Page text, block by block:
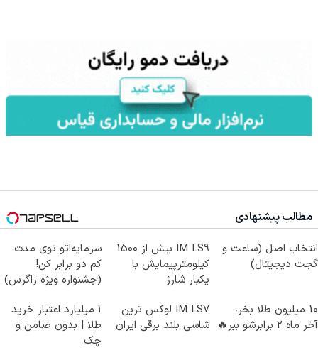
مطالب پیشنهادی
انتخاب اصل (ساعت و
گجت دیجیتال)
IM LS9 بیش از 1500
کیلومترپیمایش با
یکبار شارژ
سرمایه‌اتو توی مدت
کم دو برابر کن!
(جشنواره ویژه زاگرس)
10 میلیون طلا بخر،
آخر ماه 2 برابرشو ببر🔥
IM LS7 لوکس ترین
شاسی بلند برقی ایران
۱ میلیارد اعتبار خرید
طلا | بدون ضامن و
چک